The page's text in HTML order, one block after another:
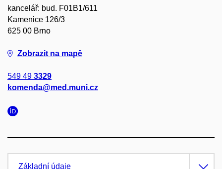
kancelář: bud. F01B1/611
Kamenice 126/3
625 00 Brno
Zobrazit na mapě
549 49 3329
komenda@med.muni.cz
Základní údaje